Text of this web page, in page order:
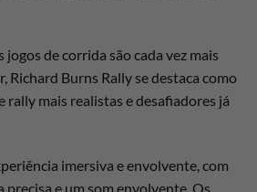
jogos de corrida são cada vez mais
Richard Burns Rally se destaca como
rally mais realistas e desafiadores já
imersiva e envolvente, com
precisa e um som envolvente. Os